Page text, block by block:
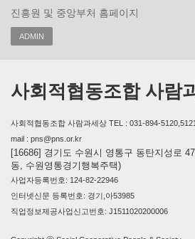
진흥원 및 중앙부처 홈페이지
ADMIN
사회적협동조합 사람
사회적협동조합 사람과세상 TEL : 031-894-
mail : pns@pns.or.kr
[16686] 경기도 수원시 영통구 동탄지성로
동, 수원영통경기행복주택)
사업자등록번호: 124-82-22946
인터넷신문 등록번호: 경기,아53985
직업정보제공사업신고번호: J1511020200006